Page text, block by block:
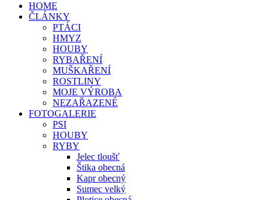
HOME
ČLÁNKY
PTÁCI
HMYZ
HOUBY
RYBAŘENÍ
MUŠKAŘENÍ
ROSTLINY
MOJE VÝROBA
NEZAŘAZENÉ
FOTOGALERIE
PSI
HOUBY
RYBY
Jelec tloušť
Štika obecná
Kapr obecný
Sumec velký